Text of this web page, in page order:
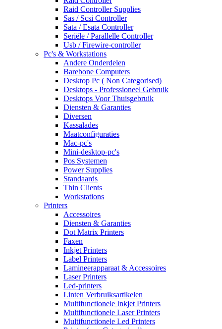
Raid Controller Supplies
Sas / Scsi Controller
Sata / Esata Controller
Seriële / Parallelle Controller
Usb / Firewire-controller
Pc's & Workstations
Andere Onderdelen
Barebone Computers
Desktop Pc ( Non Categorised)
Desktops - Professioneel Gebruik
Desktops Voor Thuisgebruik
Diensten & Garanties
Diversen
Kassalades
Maatconfiguraties
Mac-pc's
Mini-desktop-pc's
Pos Systemen
Power Supplies
Standaards
Thin Clients
Workstations
Printers
Accessoires
Diensten & Garanties
Dot Matrix Printers
Faxen
Inkjet Printers
Label Printers
Lamineerapparaat & Accessoires
Laser Printers
Led-printers
Linten Verbruiksartikelen
Multifunctionele Inkjet Printers
Multifunctionele Laser Printers
Multifunctionele Led Printers